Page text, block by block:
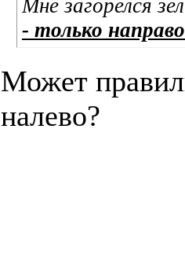
Мне загорелся
- только направо
Может
налево?